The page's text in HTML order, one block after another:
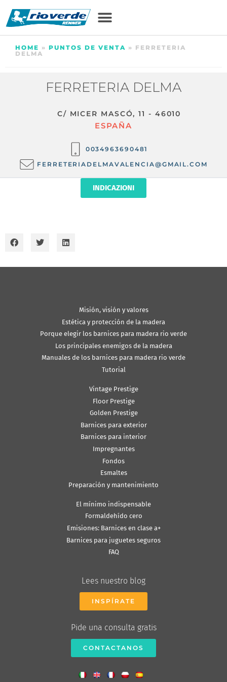
HOME » PUNTOS DE VENTA » FERRETERIA
DELMA
FERRETERIA DELMA
C/ MICER MASCÓ, 11 - 46010
ESPAÑA
0034963690481
FERRETERIADELMAVALENCIA@GMAIL.COM
INDICAZIONI
Misión, visión y valores
Estética y protección de la madera
Porque elegir los barnices para madera rio verde
Los principales enemigos de la madera
Manuales de los barnices para madera rio verde
Tutorial
Vintage Prestige
Floor Prestige
Golden Prestige
Barnices para exterior
Barnices para interior
Impregnantes
Fondos
Esmaltes
Preparación y mantenimiento
El mínimo indispensable
Formaldehído cero
Emisiones: Barnices en clase a+
Barnices para juguetes seguros
FAQ
Lees nuestro blog
INSPÍRATE
Pide una consulta gratis
CONTACTANOS